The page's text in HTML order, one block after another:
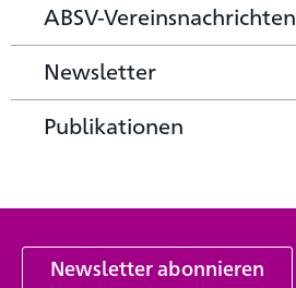
ABSV-Vereinsnachrichten
Newsletter
Publikationen
Newsletter abonnieren